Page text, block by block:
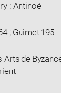
: Antinoé
; Guimet 195
Arts de